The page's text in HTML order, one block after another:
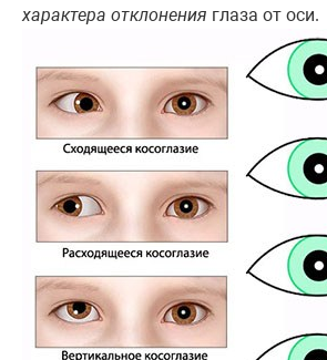
характера отклонения глаза от оси.